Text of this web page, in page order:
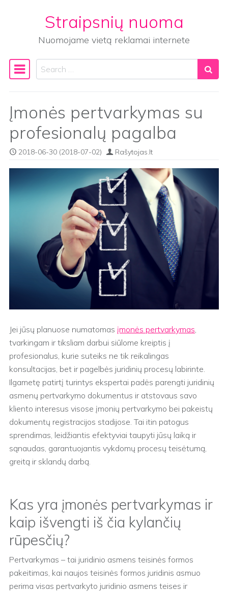
Straipsnių nuoma
Nuomojame vietą reklamai internete
Main Navigation
Search
Įmonės pertvarkymas su
profesionalų pagalba
2018-06-30 (2018-07-02) Rašytojas.lt
Jei jūsų planuose numatomas įmonės pertvarkymas
tvarkingam ir tiksliam darbui siūlome kreiptis į
profesionalus, kurie suteiks ne tik reikalingas
konsultacijas, bet ir pagelbės juridinių procesų labirinte.
Ilgametę patirtį turintys ekspertai padės parengti juridinių
asmenų pertvarkymo dokumentus ir atstovaus savo
kliento interesus visose įmonių pertvarkymo bei pakeistų
dokumentų registracijos stadijose. Tai itin patogus
sprendimas, leidžiantis efektyviai taupyti jūsų laiką ir
sąnaudas, garantuojantis vykdomų procesų teisėtumą,
greitą ir sklandų darbą.
Kas yra įmonės pertvarkymas ir
kaip išvengti iš čia kylančių
rūpesčių?
Pertvarkymas – tai juridinio asmens teisinės formos
pakeitimas, kai naujos teisinės formos juridinis asmuo
perima visas pertvarkyto juridinio asmens teises ir